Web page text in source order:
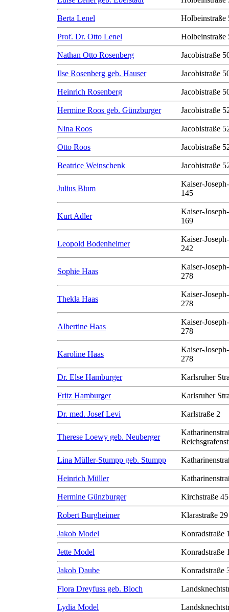
Berta Lenel Holbeinstraße
Prof. Dr. Otto Lenel Holbeinstraße
Nathan Otto Rosenberg Jacobistraße
Ilse Rosenberg geb. Hauser Jacobistraße
Heinrich Rosenberg Jacobistraße
Hermine Roos geb. Günzburger Jacobistraße
Nina Roos Jacobistraße
Otto Roos Jacobistraße
Beatrice Weinschenk Jacobistraße
Julius Blum
Kaiser-
145
Kurt Adler
Kaiser-
169
Leopold Bodenheimer
Kaiser-
242
Sophie Haas
Kaiser-
278
Thekla Haas
Kaiser-
278
Albertine Haas
Kaiser-
278
Karoline Haas
Kaiser-
278
Dr. Else Hamburger Karlsruher
Fritz Hamburger Karlsruher
Dr. med. Josef Levi Karlstraße 2
Therese Loewy geb. Neuberger
Lina Müller-Stumpp geb. Stumpp
Heinrich Müller
Hermine Günzburger Kirchstraße 45
Robert Burgheimer Klarastraße 29
Jakob Model Konradstraße
Jette Model Konradstraße
Jakob Daube Konradstraße
Flora Dreyfuss geb. Bloch
Lydia Model